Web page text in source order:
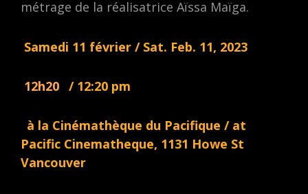
métrage de la réalisatrice Aïssa Maïga.
Samedi 11 février / Sat. Feb. 11, 2023
12h20 / 12:20 pm
à la Cinémathèque du Pacifique / at
Pacific Cinematheque, 1131 Howe St
Vancouver